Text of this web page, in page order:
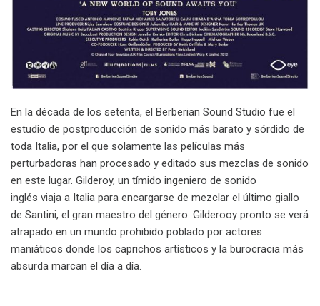
En la década de los setenta, el Berberian Sound Studio fue el
estudio de postproducción de sonido más barato y sórdido de
toda Italia, por el que solamente las películas más
perturbadoras han procesado y editado sus mezclas de sonido
en este lugar. Gilderoy, un tímido ingeniero de sonido
inglés viaja a Italia para encargarse de mezclar el último giallo
de Santini, el gran maestro del género. Gilderooy pronto se verá
atrapado en un mundo prohibido poblado por actores
maniáticos donde los caprichos artísticos y la burocracia más
absurda marcan el día a día.